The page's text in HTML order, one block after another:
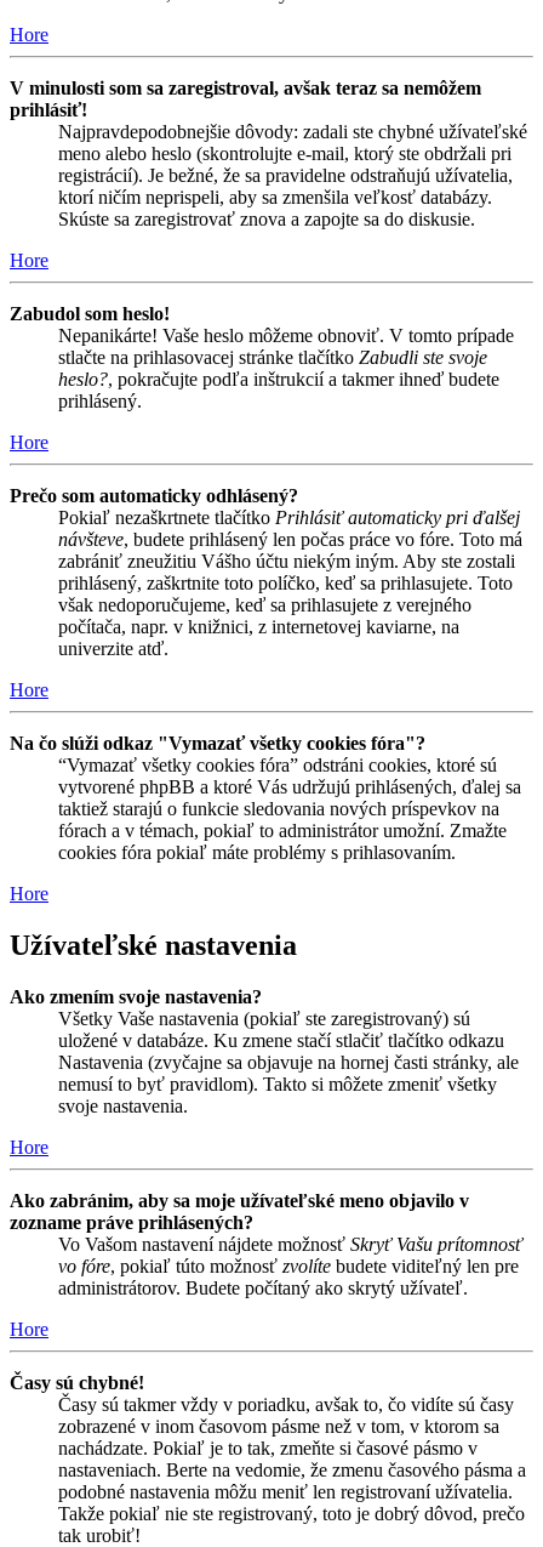
Hore
V minulosti som sa zaregistroval, avšak teraz sa nemôžem
prihlásiť!
Najpravdepodobnejšie dôvody: zadali ste chybné užívateľské
meno alebo heslo (skontrolujte e-mail, ktorý ste obdržali pri
registrácií). Je bežné, že sa pravidelne odstraňujú užívatelia,
ktorí ničím neprispeli, aby sa zmenšila veľkosť databázy.
Skúste sa zaregistrovať znova a zapojte sa do diskusie.
Hore
Zabudol som heslo!
Nepanikárte! Vaše heslo môžeme obnoviť. V tomto prípade
stlačte na prihlasovacej stránke tlačítko Zabudli ste svoje
heslo?, pokračujte podľa inštrukcií a takmer ihneď budete
prihlásený.
Hore
Prečo som automaticky odhlásený?
Pokiaľ nezaškrtnete tlačítko Prihlásiť automaticky pri ďalšej
návšteve, budete prihlásený len počas práce vo fóre. Toto má
zabrániť zneužitiu Vášho účtu niekým iným. Aby ste zostali
prihlásený, zaškrtnite toto políčko, keď sa prihlasujete. Toto
však nedoporučujeme, keď sa prihlasujete z verejného
počítača, napr. v knižnici, z internetovej kaviarne, na
univerzite atď.
Hore
Na čo slúži odkaz "Vymazať všetky cookies fóra"?
“Vymazať všetky cookies fóra” odstráni cookies, ktoré sú
vytvorené phpBB a ktoré Vás udržujú prihlásených, ďalej sa
taktiež starajú o funkcie sledovania nových príspevkov na
fórach a v témach, pokiaľ to administrátor umožní. Zmažte
cookies fóra pokiaľ máte problémy s prihlasovaním.
Hore
Užívateľské nastavenia
Ako zmením svoje nastavenia?
Všetky Vaše nastavenia (pokiaľ ste zaregistrovaný) sú
uložené v databáze. Ku zmene stačí stlačiť tlačítko odkazu
Nastavenia (zvyčajne sa objavuje na hornej časti stránky, ale
nemusí to byť pravidlom). Takto si môžete zmeniť všetky
svoje nastavenia.
Hore
Ako zabránim, aby sa moje užívateľské meno objavilo v
zozname práve prihlásených?
Vo Vašom nastavení nájdete možnosť Skryť Vašu prítomnosť
vo fóre, pokiaľ túto možnosť zvolíte budete viditeľný len pre
administrátorov. Budete počítaný ako skrytý užívateľ.
Hore
Časy sú chybné!
Časy sú takmer vždy v poriadku, avšak to, čo vidíte sú časy
zobrazené v inom časovom pásme než v tom, v ktorom sa
nachádzate. Pokiaľ je to tak, zmeňte si časové pásmo v
nastaveniach. Berte na vedomie, že zmenu časového pásma a
podobné nastavenia môžu meniť len registrovaní užívatelia.
Takže pokiaľ nie ste registrovaný, toto je dobrý dôvod, prečo
tak urobiť!